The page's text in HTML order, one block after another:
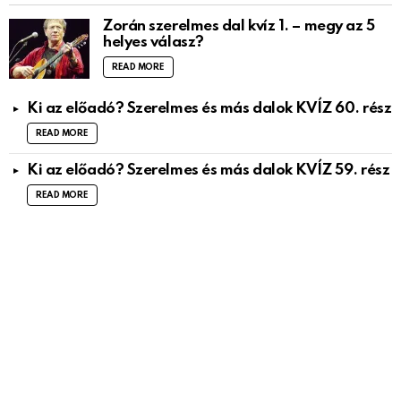
Zorán szerelmes dal kvíz 1. – megy az 5
helyes válasz?
READ MORE
Ki az előadó? Szerelmes és más dalok KVÍZ 60. rész
READ MORE
Ki az előadó? Szerelmes és más dalok KVÍZ 59. rész
READ MORE